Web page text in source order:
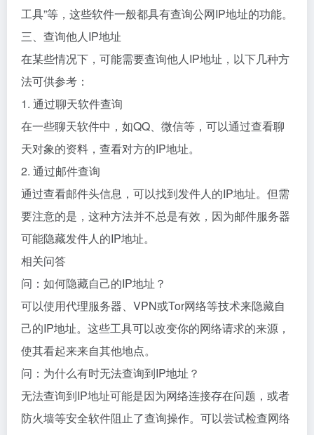
工具”等，这些软件一般都具有查询公网IP地址的功能。
三、查询他人IP地址
在某些情况下，可能需要查询他人IP地址，以下几种方
法可供参考：
1. 通过聊天软件查询
在一些聊天软件中，如QQ、微信等，可以通过查看聊
天对象的资料，查看对方的IP地址。
2. 通过邮件查询
通过查看邮件头信息，可以找到发件人的IP地址。但需
要注意的是，这种方法并不总是有效，因为邮件服务器
可能隐藏发件人的IP地址。
相关问答
问：如何隐藏自己的IP地址？
可以使用代理服务器、VPN或Tor网络等技术来隐藏自
己的IP地址。这些工具可以改变你的网络请求的来源，
使其看起来来自其他地点。
问：为什么有时无法查询到IP地址？
无法查询到IP地址可能是因为网络连接存在问题，或者
防火墙等安全软件阻止了查询操作。可以尝试检查网络